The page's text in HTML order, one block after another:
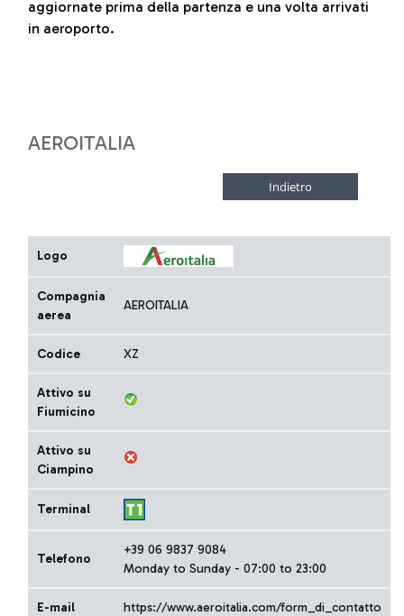
aggiornate prima della partenza e una volta arrivati
in aeroporto.
AEROITALIA
Logo
Compagnia
aerea
AEROITALIA
Codice XZ
Attivo su
Fiumicino
Attivo su
Ciampino
Terminal
Telefono
+39 06 9837 9084
Monday to Sunday - 07:00 to 23:00
E-mail https://www.aeroitalia.com/form_di_contatto